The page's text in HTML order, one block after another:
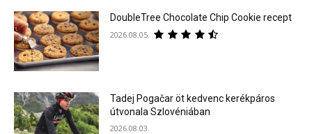
DoubleTree Chocolate Chip Cookie recept
2026.08.05.
Tadej Pogačar öt kedvenc kerékpáros
útvonala Szlovéniában
2026.08.03.